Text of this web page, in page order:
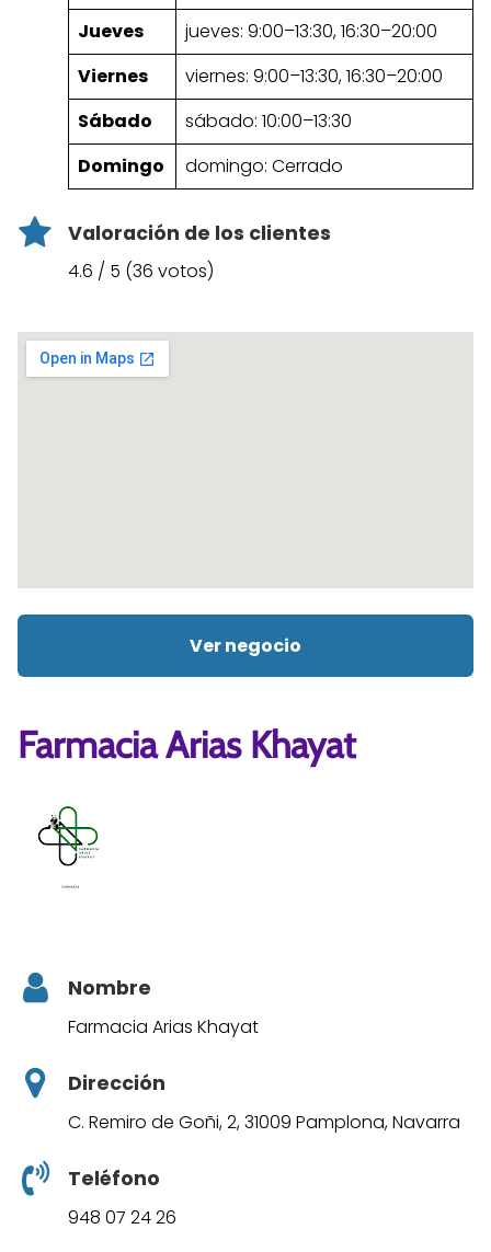
Jueves
jueves: 9:00–13:30, 16:30–20:00
Viernes
viernes: 9:00–13:30, 16:30–20:00
Sábado
sábado: 10:00–13:30
Domingo
domingo: Cerrado
Valoración de los clientes
4.6 / 5 (36 votos)
Ver negocio
Farmacia Arias Khayat
Nombre
Farmacia Arias Khayat
Dirección
C. Remiro de Goñi, 2, 31009 Pamplona, Navarra
Teléfono
948 07 24 26